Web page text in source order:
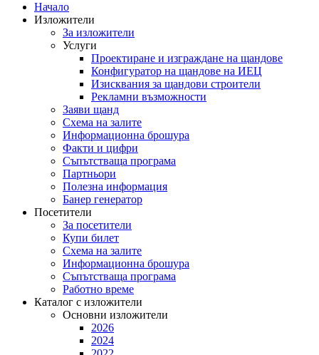
Начало
Изложители
За изложители
Услуги
Проектиране и изграждане на щандове
Конфигуратор на щандове на ИЕЦ
Изисквания за щандови строители
Рекламни възможности
Заяви щанд
Схема на залите
Информационна брошура
Факти и цифри
Съпътстваща програма
Партньори
Полезна информация
Банер генератор
Посетители
За посетители
Купи билет
Схема на залите
Информационна брошура
Съпътстваща програма
Работно време
Каталог с изложители
Основни изложители
2026
2024